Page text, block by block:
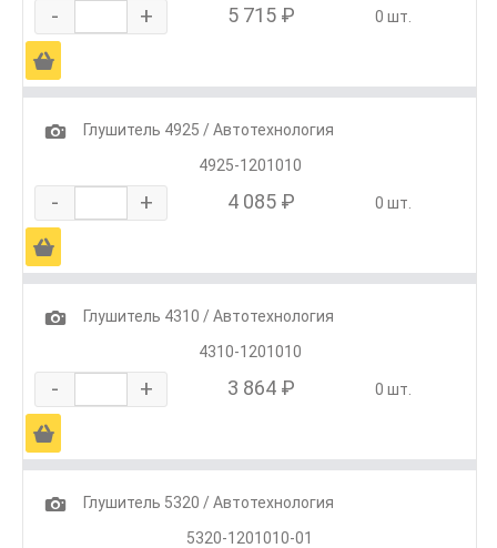
- + 5 715 ₽ 0 шт.
Ä
1
Глушитель 4925 / Автотехнология
4925-1201010
- + 4 085 ₽ 0 шт.
Ä
1
Глушитель 4310 / Автотехнология
4310-1201010
- + 3 864 ₽ 0 шт.
Ä
1
Глушитель 5320 / Автотехнология
5320-1201010-01